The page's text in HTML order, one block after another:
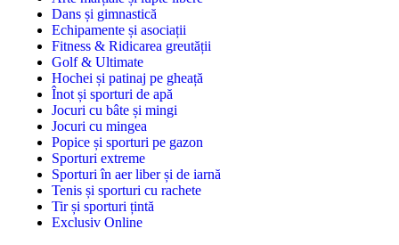
Dans și gimnastică
Echipamente și asociații
Fitness & Ridicarea greutății
Golf & Ultimate
Hochei și patinaj pe gheață
Înot și sporturi de apă
Jocuri cu bâte și mingi
Jocuri cu mingea
Popice și sporturi pe gazon
Sporturi extreme
Sporturi în aer liber și de iarnă
Tenis și sporturi cu rachete
Tir și sporturi țintă
Exclusiv Online